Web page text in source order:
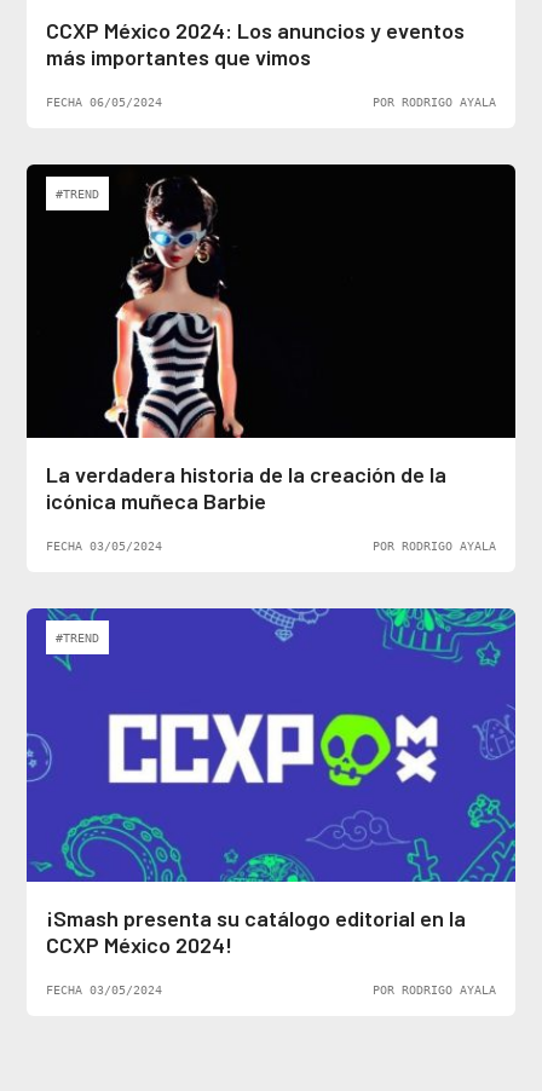
CCXP México 2024: Los anuncios y eventos
más importantes que vimos
FECHA 06/05/2024 POR RODRIGO AYALA
#TREND
La verdadera historia de la creación de la
icónica muñeca Barbie
FECHA 03/05/2024 POR RODRIGO AYALA
#TREND
¡Smash presenta su catálogo editorial en la
CCXP México 2024!
FECHA 03/05/2024 POR RODRIGO AYALA